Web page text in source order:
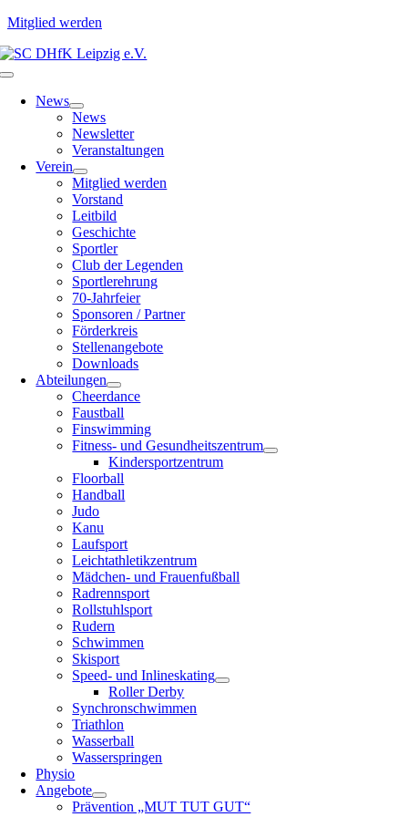
Mitglied werden
Zum
Inhalt
Toggle
NavigationNews
News
Newsletter
Veranstaltungen
Verein
Mitglied werden
Vorstand
Leitbild
Geschichte
Sportler
Club der Legenden
Sportlerehrung
70-Jahrfeier
Sponsoren / Partner
Förderkreis
Stellenangebote
Downloads
Abteilungen
Cheerdance
Faustball
Finswimming
Fitness- und Gesundheitszentrum
Kindersportzentrum
Floorball
Handball
Judo
Kanu
Laufsport
Leichtathletikzentrum
Mädchen- und Frauenfußball
Radrennsport
Rollstuhlsport
Rudern
Schwimmen
Skisport
Speed- und Inlineskating
Roller Derby
Synchronschwimmen
Triathlon
Wasserball
Wasserspringen
Physio
Angebote
Prävention „MUT TUT GUT“